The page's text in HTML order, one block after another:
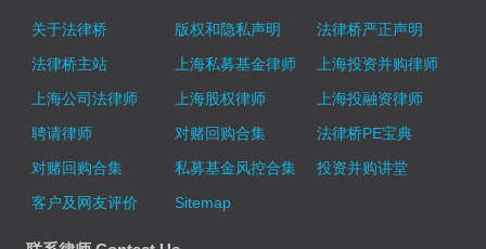
关于法律桥 版权和隐私声明
法律桥严正声明
法律桥主站
上海私募基金律师
上海投资并购律师
上海公司法律师
上海股权律师
上海投融资律师
聘请律师
对赌回购合集
法律桥PE宝典
对赌回购合集
私募基金风控合集
投资并购讲堂
客户及网友评价
Sitemap